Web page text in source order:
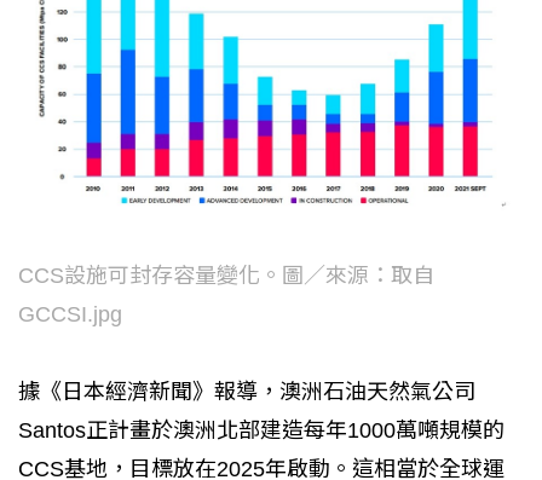
CCS設施可封存容量變化。圖／來源：取自
GCCSI.jpg
據《日本經濟新聞》報導，澳洲石油天然氣公司
Santos正計畫於澳洲北部建造每年1000萬噸規模的
CCS基地，目標放在2025年啟動。這相當於全球運